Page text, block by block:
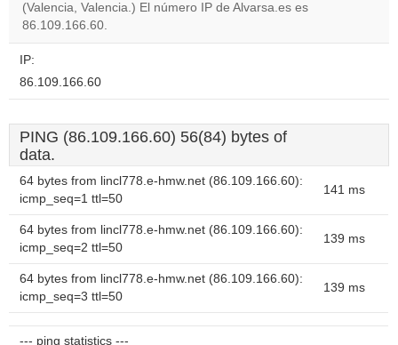
Do you
(Valencia, Valencia.) El número IP de Alvarsa.es es
86.109.166.60.
IP:
86.109.166.60
PING (86.109.166.60) 56(84) bytes of
data.
64 bytes from lincl778.e-hmw.net (86.109.166.60):
icmp_seq=1 ttl=50
141 ms
64 bytes from lincl778.e-hmw.net (86.109.166.60):
icmp_seq=2 ttl=50
139 ms
64 bytes from lincl778.e-hmw.net (86.109.166.60):
icmp_seq=3 ttl=50
139 ms
--- ping statistics ---